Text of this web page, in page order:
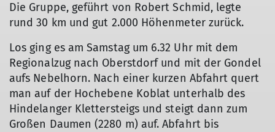
Die Gruppe, geführt von Robert Schmid, legte
rund 30 km und gut 2.000 Höhenmeter zurück.
Los ging es am Samstag um 6.32 Uhr mit dem
Regionalzug nach Oberstdorf und mit der Gondel
aufs Nebelhorn. Nach einer kurzen Abfahrt quert
man auf der Hochebene Koblat unterhalb des
Hindelanger Klettersteigs und steigt dann zum
Großen Daumen (2280 m) auf. Abfahrt bis